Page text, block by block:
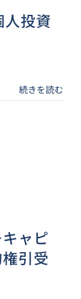
投資
続きを読む
ャピ
引受